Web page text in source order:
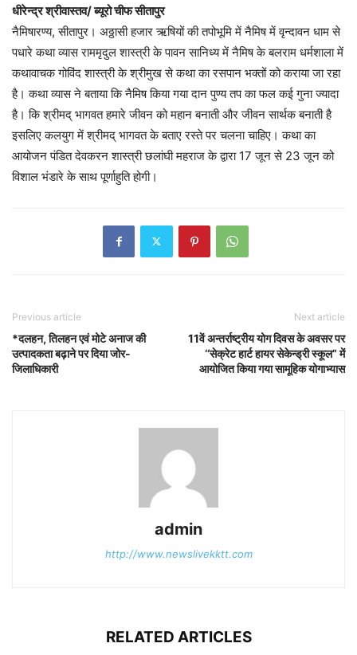
धीरेन्द्र श्रीवास्तव/ ब्यूरो चीफ सीतापुर
नैमिषारण्य, सीतापुर। अठ्ठासी हजार ऋषियों की तपोभूमि में नैमिष में वृन्दावन धाम से
पधारे कथा व्यास राममृदुल शास्त्री के पावन सानिध्य में नैमिष के बलराम धर्मशाला में
कथावाचक गोविंद शास्त्री के श्रीमुख से कथा का रसपान भक्तों को कराया जा रहा
है। कथा व्यास ने बताया कि नैमिष किया गया दान पुण्य तप का फल कई गुना ज्यादा
है। कि श्रीमद् भागवत हमारे जीवन को महान बनाती और जीवन सार्थक बनाती है
इसलिए कलयुग में श्रीमद् भागवत के बताए रस्ते पर चलना चाहिए। कथा का
आयोजन पंडित देवकरन शास्त्री छलांघी महराज के द्वारा 17 जून से 23 जून को
विशाल भंडारे के साथ पूर्णाहुति होगी।
Previous article
*दलहन, तिलहन एवं मोटे अनाज की
उत्पादकता बढ़ाने पर दिया जोर-
जिलाधिकारी
Next article
11वें अन्तर्राष्ट्रीय योग दिवस के अवसर पर
‘‘सेक्रेट हार्ट हायर सेकेन्ड्री स्कूल” में
आयोजित किया गया सामूहिक योगाभ्यास
admin
http://www.newslivekktt.com
RELATED ARTICLES